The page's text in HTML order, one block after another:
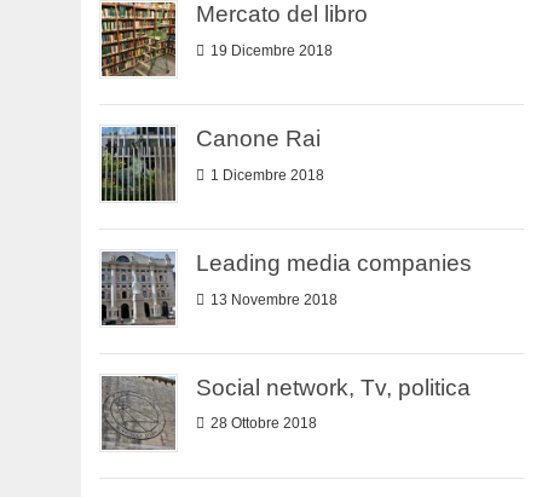
Mercato del libro
19 Dicembre 2018
Canone Rai
1 Dicembre 2018
Leading media companies
13 Novembre 2018
Social network, Tv, politica
28 Ottobre 2018